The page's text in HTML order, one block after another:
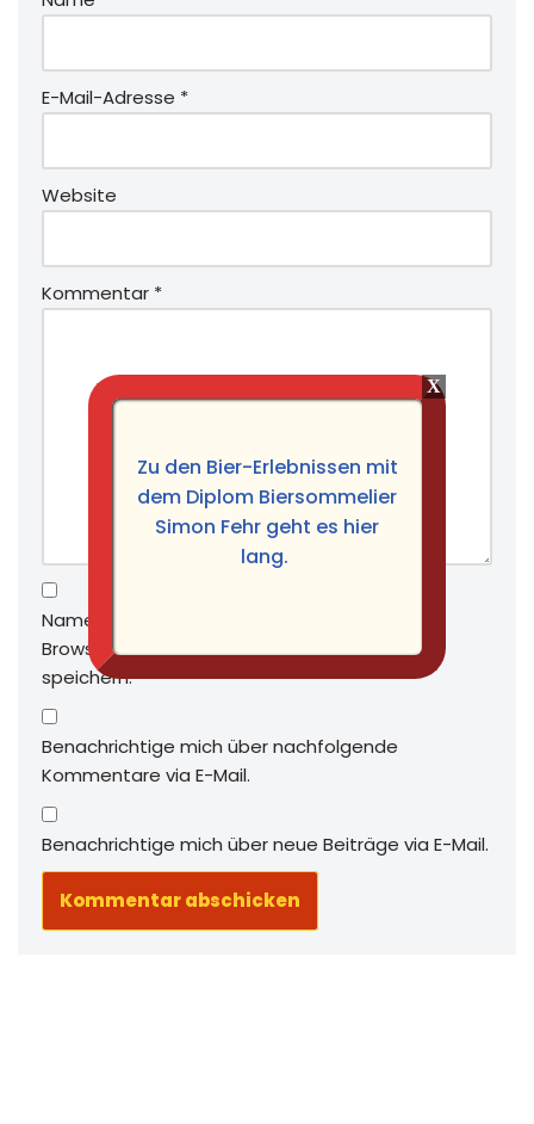
E-Mail-Adresse *
Website
Kommentar *
Name, E-Mail-Adresse und Website in diesem
Browser für meinen nächsten Kommentar
speichern.
Benachrichtige mich über nachfolgende
Kommentare via E-Mail.
Benachrichtige mich über neue Beiträge via E-Mail.
Zu den Bier-Erlebnissen mit
dem Diplom Biersommelier
Simon Fehr geht es hier
lang.